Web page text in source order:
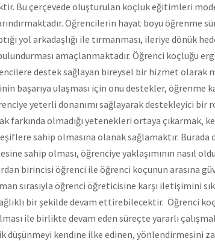
Bu çerçevede oluşturulan koçluk eğitimleri
Öğrencilerin hayat boyu öğrenme
yol arkadaşlığı ile tırmanması, ileriye dönük
amaçlanmaktadır. Öğrenci koçluğu
destek sağlayan bireysel bir hizmet olarak
başarıya ulaşması için onu destekler, öğrenme
yeterli donanımı sağlayarak destekleyici
farkında olmadığı yetenekleri ortaya çıkarmak,
sahip olmasına olanak sağlamaktır.
sahip olması, öğrenciye yaklaşımının nasıl
birincisi öğrenci ile öğrenci koçunun arasına
sırasıyla öğrenci öğreticisine karşı iletişimini
bir şekilde devam ettirebilecektir. Öğrenci
ile birlikte devam eden süreçte yararlı
düşünmeyi kendine ilke edinen, yönlendirmesini